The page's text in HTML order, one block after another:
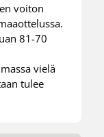
voiton
81-70
vielä
tulee